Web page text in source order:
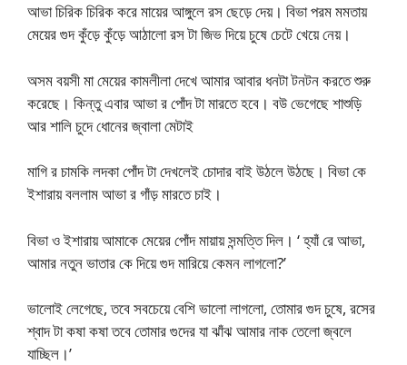
আভা চিরিক চিরিক করে মায়ের আঙ্গুলে রস ছেড়ে দেয়। বিভা পরম মমতায়
মেয়ের গুদ কুঁড়ে কুঁড়ে আঠালো রস টা জিভ দিয়ে চুষে চেটে খেয়ে নেয়।
অসম বয়সী মা মেয়ের কামলীলা দেখে আমার আবার ধনটা টনটন করতে শুরু
করেছে। কিন্তু এবার আভা র পোঁদ টা মারতে হবে। বউ ভেগেছে শাশুড়ি
আর শালি চুদে ধোনের জ্বালা মেটাই
মাগি র চামকি লদকা পোঁদ টা দেখলেই চোদার বাই উঠলে উঠছে। বিভা কে
ইশারায় বললাম আভা র গাঁড় মারতে চাই।
বিভা ও ইশারায় আমাকে মেয়ের পোঁদ মায়ায় সন্মত্তি দিল। ‘ হ্যাঁ রে আভা,
আমার নতুন ভাতার কে দিয়ে গুদ মারিয়ে কেমন লাগলো?’
ভালোই লেগেছে, তবে সবচেয়ে বেশি ভালো লাগলো, তোমার গুদ চুষে, রসের
শ্বাদ টা কষা কষা তবে তোমার গুদের যা ঝাঁঝ আমার নাক তেলো জ্বলে
যাচ্ছিল।’